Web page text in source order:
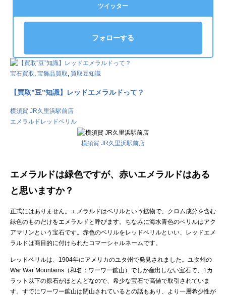
ツイッター
フォローする
宝石買取, 宝飾品買取, 買取豆知識
【買取”豆”知識】レッドエメラルドって？
横須賀 JR久里浜駅前店
エメラルドレッドベリル
横須賀 JR久里浜駅前店
エメラルドは緑色ですが、赤いエメラルドはある
と思いますか？
正式にはありません。エメラルドはベリルという鉱物で、クロム成分を含む
緑色のものだけをエメラルドと呼びます。ちなみに海水青色のベリルはアク
アマリンという宝石です。赤色のベリルをレッドベリルといい、レッドエメ
ラルドは商目的に付けられたコマーシャルネームです。
レッドベリルは、1904年にアメリカのユタ州で発見されました。ユタ州の
War War Mountains（和名：ワーワー鉱山）でしか産出しない宝石で、1カ
ラット以下の原石がほとんどなので、希少な宝石で高値で取引されていま
す。すでにワーワー鉱山は閉山されているとの話もあり、より一層希少性が